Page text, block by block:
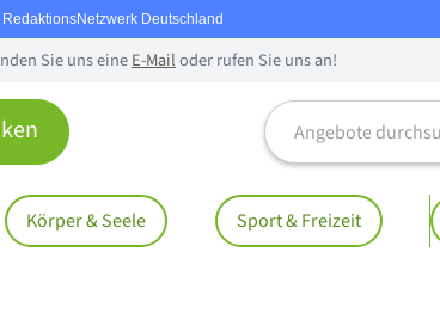
RedaktionsNetzwerk Deutschland
Sie uns eineE-Mailoder rufen Sie uns an!
Angebote durchsuchen
Körper & Seele Sport & Freizeit